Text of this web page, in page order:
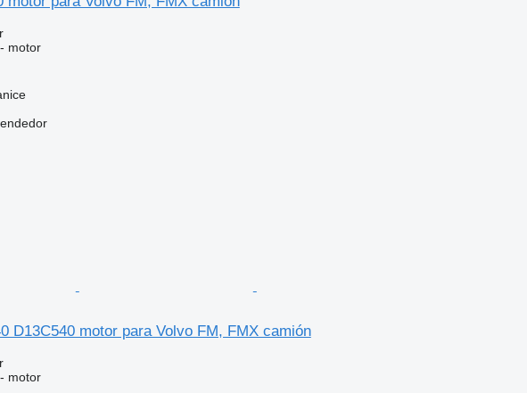
motor
D13C540 motor para Volvo FM, FMX camión
motor